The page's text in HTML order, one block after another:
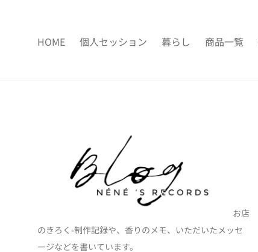
HOME 個人セッション 暮らし 商品一覧
お店
のきろく-制作記録や、香りのメモ、いただいたメッセ
ージなどを書いています。